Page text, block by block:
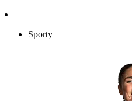
Sporty